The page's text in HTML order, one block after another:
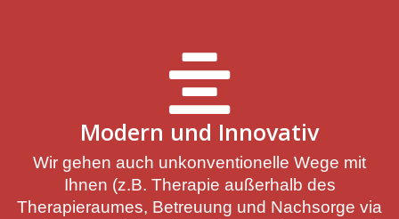
Modern und Innovativ
Wir gehen auch unkonventionelle Wege mit
Ihnen (z.B. Therapie außerhalb des
Therapieraumes, Betreuung und Nachsorge via